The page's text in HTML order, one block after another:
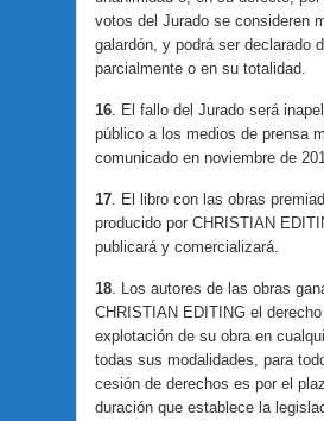
votos del Jurado se consideren
galardón, y podrá ser declarado
parcialmente o en su totalidad.
16. El fallo del Jurado será
público a los medios de prensa
comunicado en noviembre de
17. El libro con las obras
producido por CHRISTIAN
publicará y comercializará.
18. Los autores de las obras
CHRISTIAN EDITING el
explotación de su obra en
todas sus modalidades, para
cesión de derechos es por el
duración que establece la